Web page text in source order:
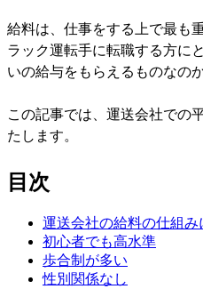
給料は、仕事をする上で最も
ラック運転手に転職する方に
いの給与をもらえるものなの
この記事では、運送会社での
たします。
目次
運送会社の給料の仕組み
初心者でも高水準
歩合制が多い
性別関係なし